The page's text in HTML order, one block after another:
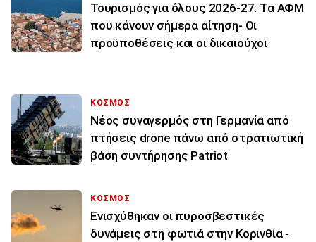
Τουρισμός για όλους 2026-27: Τα ΑΦΜ
που κάνουν σήμερα αίτηση- Οι
προϋποθέσεις και οι δικαιούχοι
ΚΟΣΜΟΣ
Νέος συναγερμός στη Γερμανία από
πτήσεις drone πάνω από στρατιωτική
βάση συντήρησης Patriot
ΚΟΣΜΟΣ
Ενισχύθηκαν οι πυροσβεστικές
δυνάμεις στη φωτιά στην Κορινθία -